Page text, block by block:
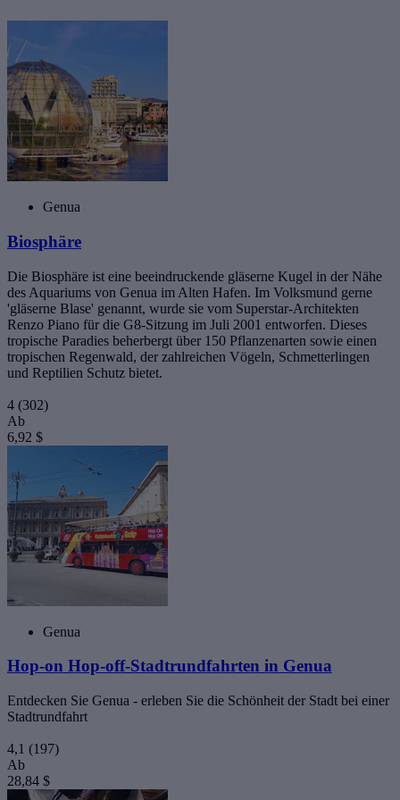
Genua
Biosphäre
Die Biosphäre ist eine beeindruckende gläserne Kugel in der Nähe
des Aquariums von Genua im Alten Hafen. Im Volksmund gerne
'gläserne Blase' genannt, wurde sie vom Superstar-Architekten
Renzo Piano für die G8-Sitzung im Juli 2001 entworfen. Dieses
tropische Paradies beherbergt über 150 Pflanzenarten sowie einen
tropischen Regenwald, der zahlreichen Vögeln, Schmetterlingen
und Reptilien Schutz bietet.
4 (302)
Ab
6,92 $
Genua
Hop-on Hop-off-Stadtrundfahrten in Genua
Entdecken Sie Genua - erleben Sie die Schönheit der Stadt bei einer
Stadtrundfahrt
4,1 (197)
Ab
28,84 $